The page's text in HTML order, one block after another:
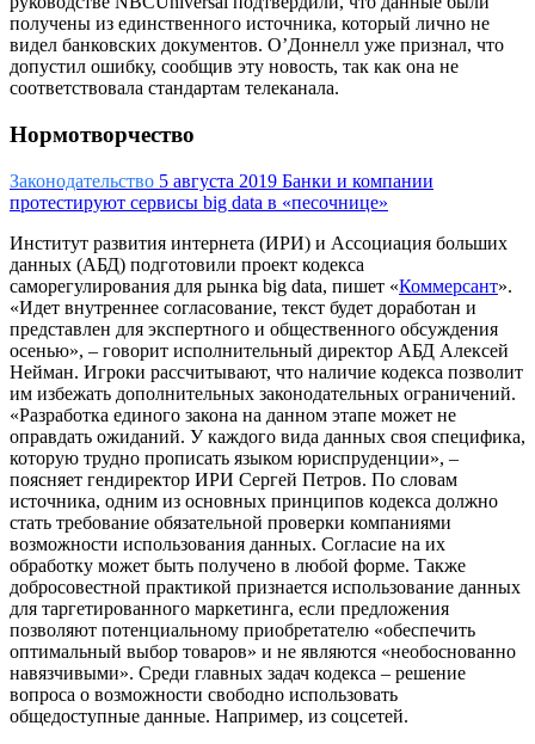
получены из единственного источника, который лично не
видел банковских документов. О’Доннелл уже признал, что
допустил ошибку, сообщив эту новость, так как она не
соответствовала стандартам телеканала.
Нормотворчество
Законодательство 5 августа 2019 Банки и компании
протестируют сервисы big data в «песочнице»
Институт развития интернета (ИРИ) и Ассоциация больших
данных (АБД) подготовили проект кодекса
саморегулирования для рынка big data, пишет «Коммерсант».
«Идет внутреннее согласование, текст будет доработан и
представлен для экспертного и общественного обсуждения
осенью», – говорит исполнительный директор АБД Алексей
Нейман. Игроки рассчитывают, что наличие кодекса позволит
им избежать дополнительных законодательных ограничений.
«Разработка единого закона на данном этапе может не
оправдать ожиданий. У каждого вида данных своя специфика,
которую трудно прописать языком юриспруденции», –
поясняет гендиректор ИРИ Сергей Петров. По словам
источника, одним из основных принципов кодекса должно
стать требование обязательной проверки компаниями
возможности использования данных. Согласие на их
обработку может быть получено в любой форме. Также
добросовестной практикой признается использование данных
для таргетированного маркетинга, если предложения
позволяют потенциальному приобретателю «обеспечить
оптимальный выбор товаров» и не являются «необоснованно
навязчивыми». Среди главных задач кодекса – решение
вопроса о возможности свободно использовать
общедоступные данные. Например, из соцсетей.